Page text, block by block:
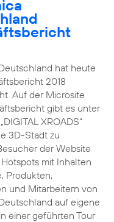
hat heute
2018
Auf der Microsite
gibt es unter
XROADS“
3D-Stadt zu
der Website
mit Inhalten
Produkten,
und Mitarbeitern von
auf eigene
einer geführten Tour